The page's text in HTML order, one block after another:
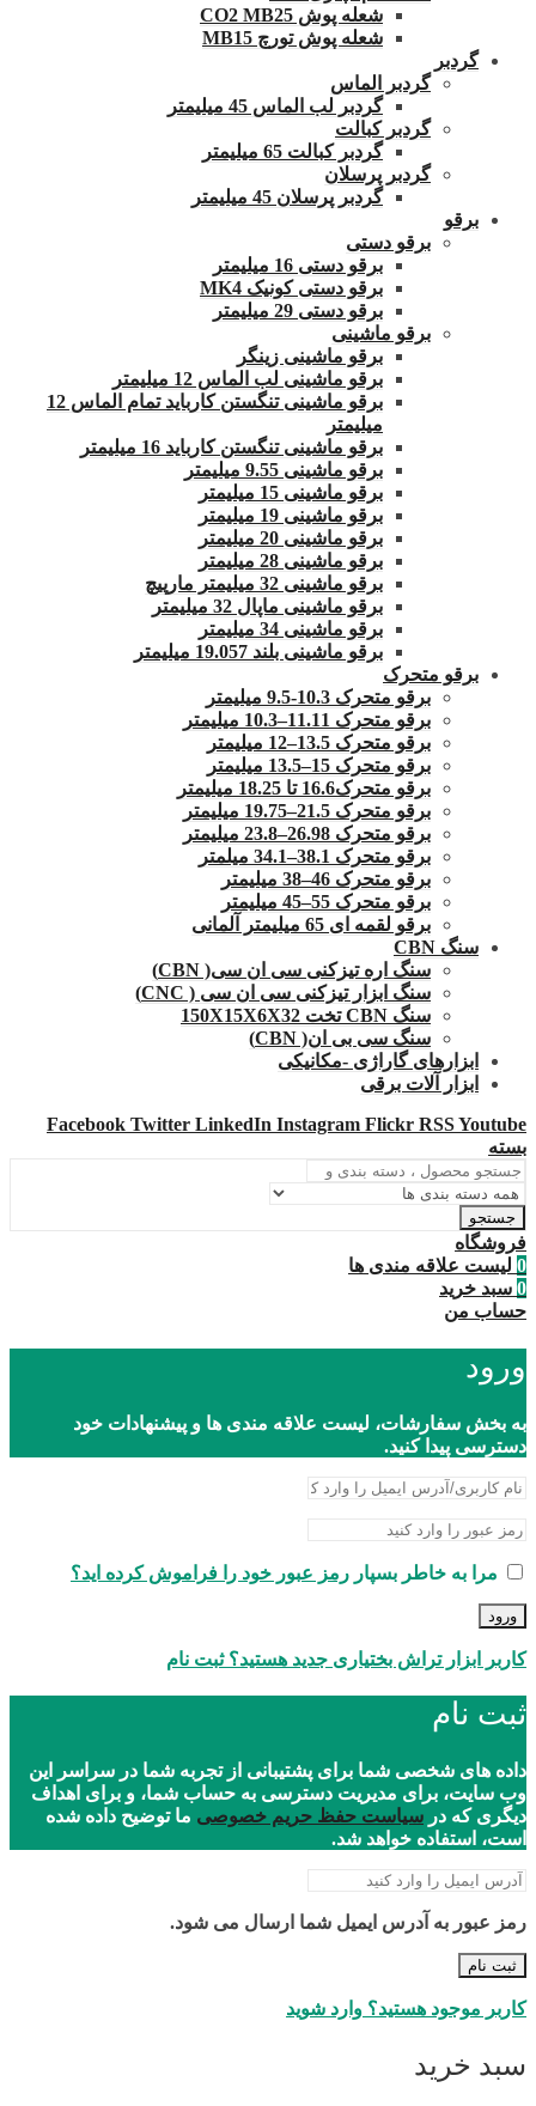
شعله پوش CO2 MB25
شعله پوش تورچ MB15
گردبر
گردبر الماس
گردبر لب الماس 45 میلیمتر
گردبر کبالت
گردبر کبالت 65 میلیمتر
گردبر پرسلان
گردبر پرسلان 45 میلیمتر
برقو
برقو دستی
برقو دستی 16 میلیمتر
برقو دستی کونیک MK4
برقو دستی 29 میلیمتر
برقو ماشینی
برقو ماشینی زینگر
برقو ماشینی لب الماس 12 میلیمتر
برقو ماشینی تنگستن کارباید تمام الماس 12
میلیمتر
برقو ماشینی تنگستن کارباید 16 میلیمتر
برقو ماشینی 9.55 میلیمتر
برقو ماشینی 15 میلیمتر
برقو ماشینی 19 میلیمتر
برقو ماشینی 20 میلیمتر
برقو ماشینی 28 میلیمتر
برقو ماشینی 32 میلیمتر مارپیچ
برقو ماشینی ماپال 32 میلیمتر
برقو ماشینی 34 میلیمتر
برقو ماشینی بلند 19.057 میلیمتر
برقو متحرک
برقو متحرک 10.3-9.5 میلیمتر
برقو متحرک 11.11–10.3 میلیمتر
برقو متحرک 13.5–12 میلیمتر
برقو متحرک 15–13.5 میلیمتر
برقو متحرک16.6 تا 18.25 میلیمتر
برقو متحرک 21.5–19.75 میلیمتر
برقو متحرک 26.98–23.8 میلیمتر
برقو متحرک 38.1–34.1 میلمتر
برقو متحرک 46–38 میلیمتر
برقو متحرک 55–45 میلیمتر
برقو لقمه ای 65 میلیمتر آلمانی
سنگ CBN
سنگ اره تیزکنی سی ان سی( CBN)
سنگ ابزار تیزکنی سی ان سی ( CNC)
سنگ CBN تخت 150X15X6X32
سنگ سی بی ان( CBN)
ابزارهای گاراژی -مکانیکی
ابزار آلات برقی
Facebook Twitter LinkedIn Instagram Flickr RSSYoutube
بسته
جستجو
فروشگاه
0 لیست علاقه مندی ها
0 سبد خرید
حساب من
ورود
به بخش سفارشات، لیست علاقه مندی ها و پیشنهادات خود
دسترسی پیدا کنید.
مرا به خاطر بسپار رمز عبور خود را فراموش کرده اید؟
ورود
کاربر ابزار تراش بختیاری جدید هستید؟ ثبت نام
ثبت نام
داده های شخصی شما برای پشتیبانی از تجربه شما در سراسر این
وب سایت، برای مدیریت دسترسی به حساب شما، و برای اهداف
دیگری که در سیاست حفظ حریم خصوصی ما توضیح داده شده
است، استفاده خواهد شد.
رمز عبور به آدرس ایمیل شما ارسال می شود.
ثبت نام
کاربر موجود هستید؟ وارد شوید
سبد خرید